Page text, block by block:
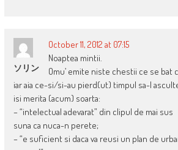
ソリン
October 11, 2012 at 07:15
Noaptea mintii.
Omu’ emite niste chestii ce se bat
iar aia ce-si/si-au pierd(ut) timpul sa-l
isi merita (acum) soarta:
– “intelectual adevarat” din clipul de mai sus
suna ca nuca-n perete;
– “e suficient si daca va reusi un plan de